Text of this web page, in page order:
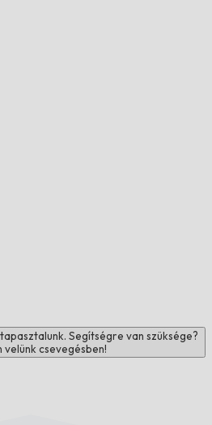
Segítségre van szüksége?
velünk csevegésben!